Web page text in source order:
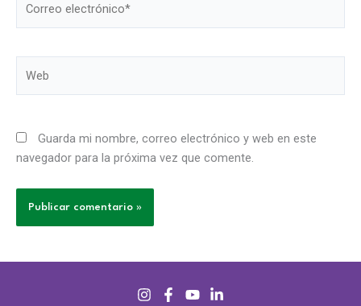
electrónico*
Guarda mi nombre, correo electrónico y web en este
navegador para la próxima vez que comente.